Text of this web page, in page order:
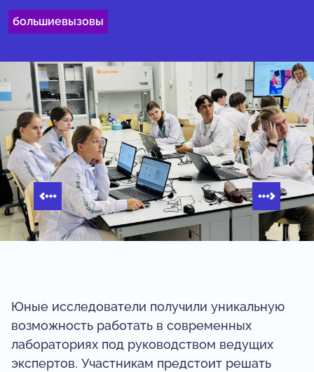
большиевызовы
Юные исследователи получили уникальную
возможность работать в современных
лабораториях под руководством ведущих
экспертов. Участникам предстоит решать